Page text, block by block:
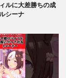
ルに大差勝ちの成
シーナ